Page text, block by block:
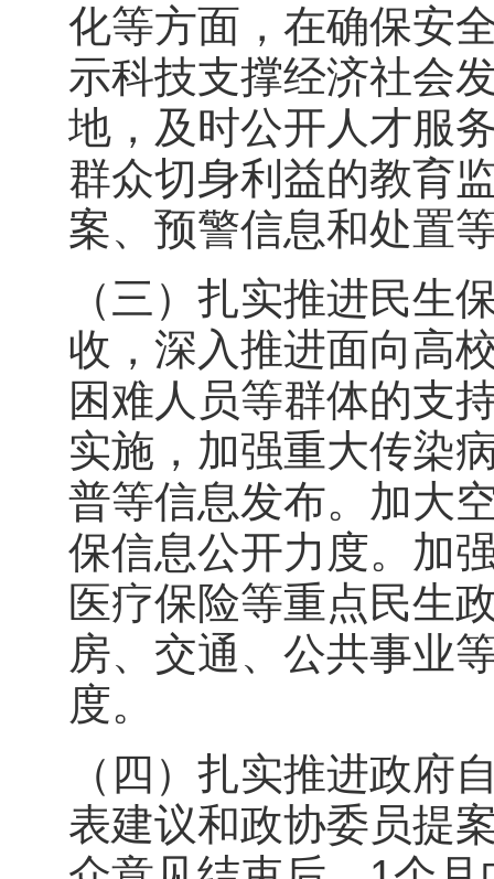
化等方面，在确保安
示科技支撑经济社会
地，及时公开人才服
群众切身利益的教育
案、预警信息和处置
（三）扎实推进民生
收，深入推进面向高
困难人员等群体的支
实施，加强重大传染
普等信息发布。加大
保信息公开力度。加
医疗保险等重点民生
房、交通、公共事业
度。
（四）扎实推进政府
表建议和政协委员提